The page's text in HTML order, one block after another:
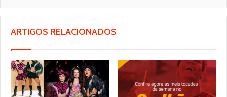
ARTIGOS RELACIONADOS